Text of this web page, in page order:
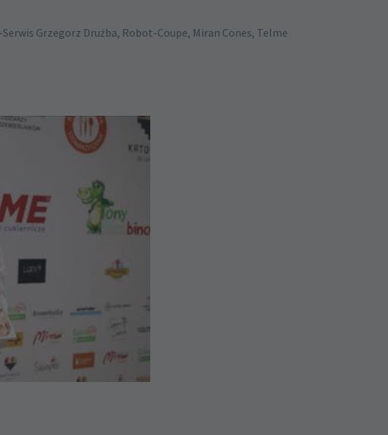
Grzegorz Drużba, Robot-Coupe, Miran Cones, Telme